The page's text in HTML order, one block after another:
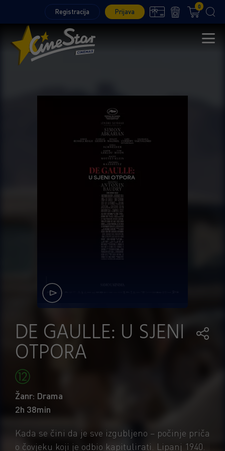
Registracija Prijava
0
DE GAULLE: U SJENI
OTPORA
Žanr: Drama
2h 38min
Kada se čini da je sve izgubljeno – počinje priča
o čovjeku koji je odbio kapitulirati. Lipanj 1940.